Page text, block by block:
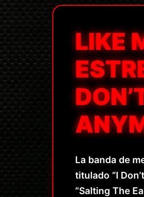
LIKE
La banda de
titulado “I
“Salting The